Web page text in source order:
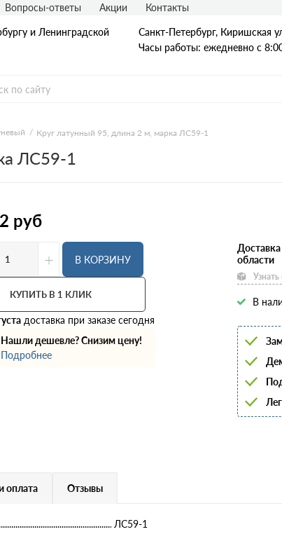
и Ленинградской
Санкт-Петербург, Киришская
Часы работы: ежедневно с
А1
фундамента
арматура
Вопросы-ответы Акции Контакты
Круг латунный 95, длина 2 м, марка ЛС59-1
ЛС59-1
руб
+ В КОРЗИНУ
КУПИТЬ В 1 КЛИК
доставка при заказе сегодня
Нашли дешевле? Снизим цену!
Подробнее
области
В
оплата Отзывы
ЛС59-1